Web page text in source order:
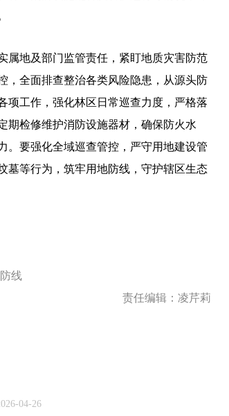
地及部门监管责任，紧盯地质灾害防范
，全面排查整治各类风险隐患，从源头防
项工作，强化林区日常巡查力度，严格落
期检修维护消防设施器材，确保防火水
。要强化全域巡查管控，严守用地建设管
墓等行为，筑牢用地防线，守护辖区生态
线
责任编辑：凌芹莉
04-26